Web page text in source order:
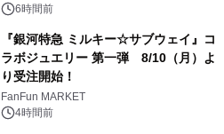
ン。6時間前
『銀河特急 ミルキー☆サブウェイ』コ
ラボジュエリー 第一弾 8/10（月）よ
り受注開始！
FanFun MARKET
4時間前